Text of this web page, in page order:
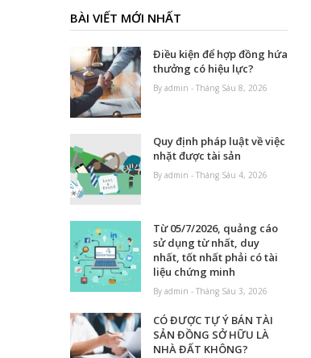
BÀI VIẾT MỚI NHẤT
Điều kiện để hợp đồng hứa
thưởng có hiệu lực?
By admin - Tháng Sáu 8, 2026
Quy định pháp luật về việc
nhặt được tài sản
By admin - Tháng Sáu 4, 2026
Từ 05/7/2026, quảng cáo
sử dụng từ nhất, duy
nhất, tốt nhất phải có tài
liệu chứng minh
By admin - Tháng Sáu 3, 2026
CÓ ĐƯỢC TỰ Ý BÁN TÀI
SẢN ĐỒNG SỞ HỮU LÀ
NHÀ ĐẤT KHÔNG?